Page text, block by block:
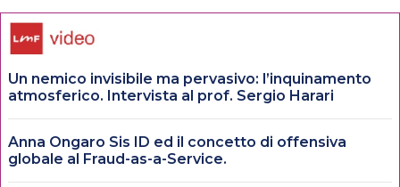
Un nemico invisibile ma pervasivo: l’inquinamento
atmosferico. Intervista al prof. Sergio Harari
Anna Ongaro Sis ID ed il concetto di offensiva
globale al Fraud-as-a-Service.